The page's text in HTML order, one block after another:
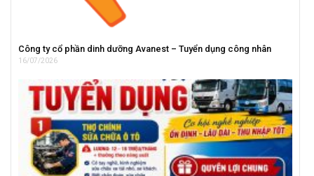
Công ty cổ phần dinh dưỡng Avanest – Tuyển dụng công nhân
16/07/2026